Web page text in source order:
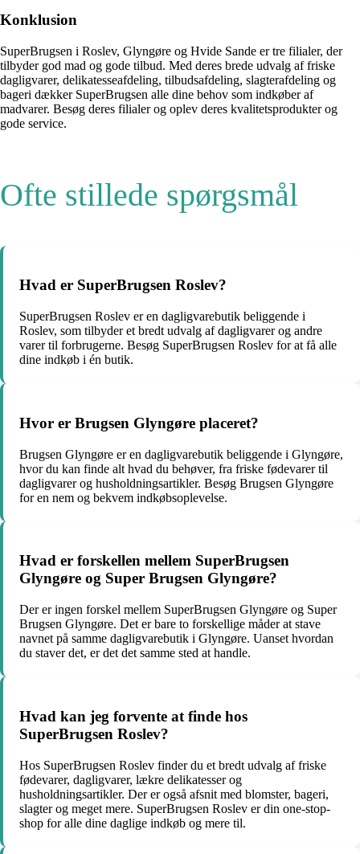
Konklusion
SuperBrugsen i Roslev, Glyngøre og Hvide Sande er tre filialer, der
tilbyder god mad og gode tilbud. Med deres brede udvalg af friske
dagligvarer, delikatesseafdeling, tilbudsafdeling, slagterafdeling og
bageri dækker SuperBrugsen alle dine behov som indkøber af
madvarer. Besøg deres filialer og oplev deres kvalitetsprodukter og
gode service.
Ofte stillede spørgsmål
Hvad er SuperBrugsen Roslev?
SuperBrugsen Roslev er en dagligvarebutik beliggende i
Roslev, som tilbyder et bredt udvalg af dagligvarer og andre
varer til forbrugerne. Besøg SuperBrugsen Roslev for at få alle
dine indkøb i én butik.
Hvor er Brugsen Glyngøre placeret?
Brugsen Glyngøre er en dagligvarebutik beliggende i Glyngøre,
hvor du kan finde alt hvad du behøver, fra friske fødevarer til
dagligvarer og husholdningsartikler. Besøg Brugsen Glyngøre
for en nem og bekvem indkøbsoplevelse.
Hvad er forskellen mellem SuperBrugsen
Glyngøre og Super Brugsen Glyngøre?
Der er ingen forskel mellem SuperBrugsen Glyngøre og Super
Brugsen Glyngøre. Det er bare to forskellige måder at stave
navnet på samme dagligvarebutik i Glyngøre. Uanset hvordan
du staver det, er det det samme sted at handle.
Hvad kan jeg forvente at finde hos
SuperBrugsen Roslev?
Hos SuperBrugsen Roslev finder du et bredt udvalg af friske
fødevarer, dagligvarer, lækre delikatesser og
husholdningsartikler. Der er også afsnit med blomster, bageri,
slagter og meget mere. SuperBrugsen Roslev er din one-stop-
shop for alle dine daglige indkøb og mere til.